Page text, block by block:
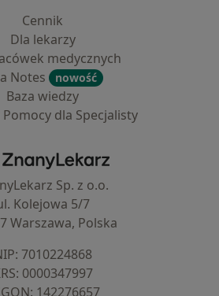
Cennik
Dla lekarzy
medycznych
Notes
nowość
Baza wiedzy
dla Specjalisty
ZnanyLekarz - Strona główna
Sp. z o.o.
Kolejowa 5/7
Warszawa, Polska
⁠7010224868
⁠0000347997
⁠142276657